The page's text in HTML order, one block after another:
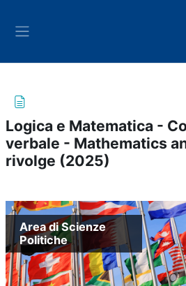
Logica e Matematica -
verbale - Mathematics
rivolge (2025)
Area di Scienze
Politiche